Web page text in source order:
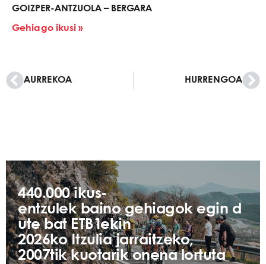
GOIZPER-ANTZUOLA – BERGARA
Gehiago ikusi »
AURREKOA HURRENGOA
440.000 ikus-
entzulek baino gehiagok egin d
ute bat ETB1ekin
2026ko Itzulia jarraitzeko,
2007tik kuotarik onena lortuta